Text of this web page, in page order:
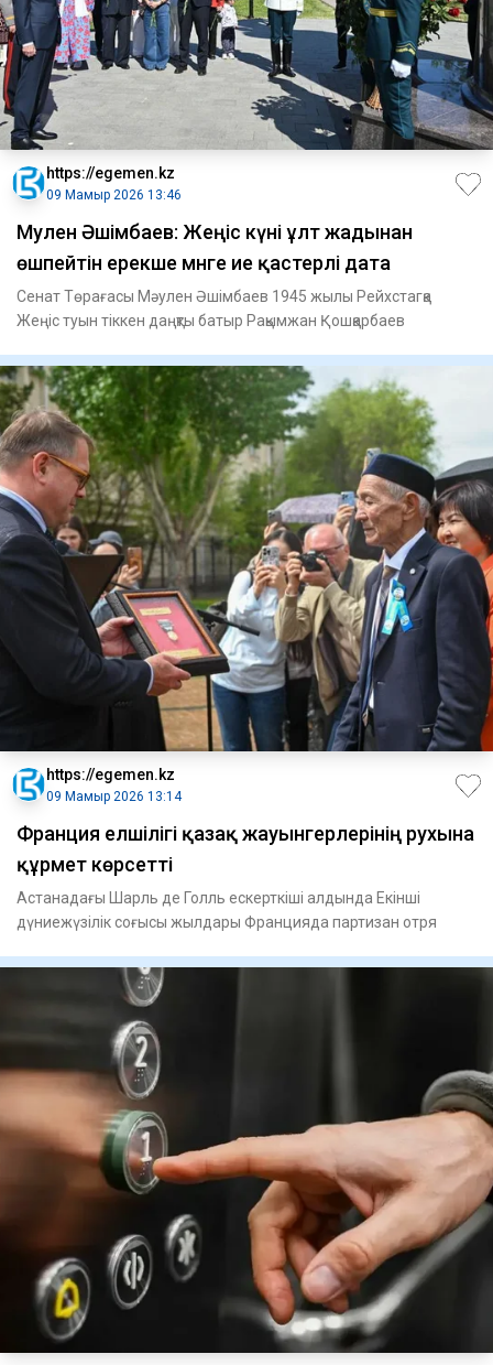
https://egemen.kz
09 Мамыр 2026 13:46
Мәулен Әшімбаев: Жеңіс күні ұлт жадынан
өшпейтін ерекше мәнге ие қастерлі дата
Сенат Төрағасы Мәулен Әшімбаев 1945 жылы Рейхстагқа
Жеңіс туын тіккен даңқты батыр Рақымжан Қошқарбаев
https://egemen.kz
09 Мамыр 2026 13:14
Франция елшілігі қазақ жауынгерлерінің рухына
құрмет көрсетті
Астанадағы Шарль де Голль ескерткіші алдында Екінші
дүниежүзілік соғысы жылдары Францияда партизан отря